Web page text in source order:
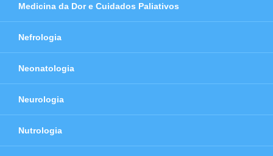
Medicina da Dor e Cuidados Paliativos
Nefrologia
Neonatologia
Neurologia
Nutrologia